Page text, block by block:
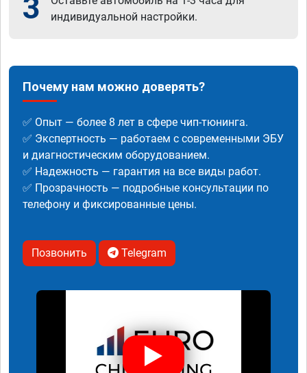
3
индивидуальной настройки.
Почему нам можно доверять?
✅ Опыт — более 8 лет в сфере чип-тюнинга.
✅ Экспертность — работаем с современными ЭБУ
и диагностическим оборудованием.
✅ Надежность — гарантия на все виды работ.
✅ Прозрачность — подробные консультации по
телефону и фиксированные цены.
Позвонить Telegram